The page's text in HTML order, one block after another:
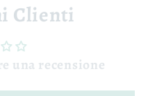
Clienti
una recensione